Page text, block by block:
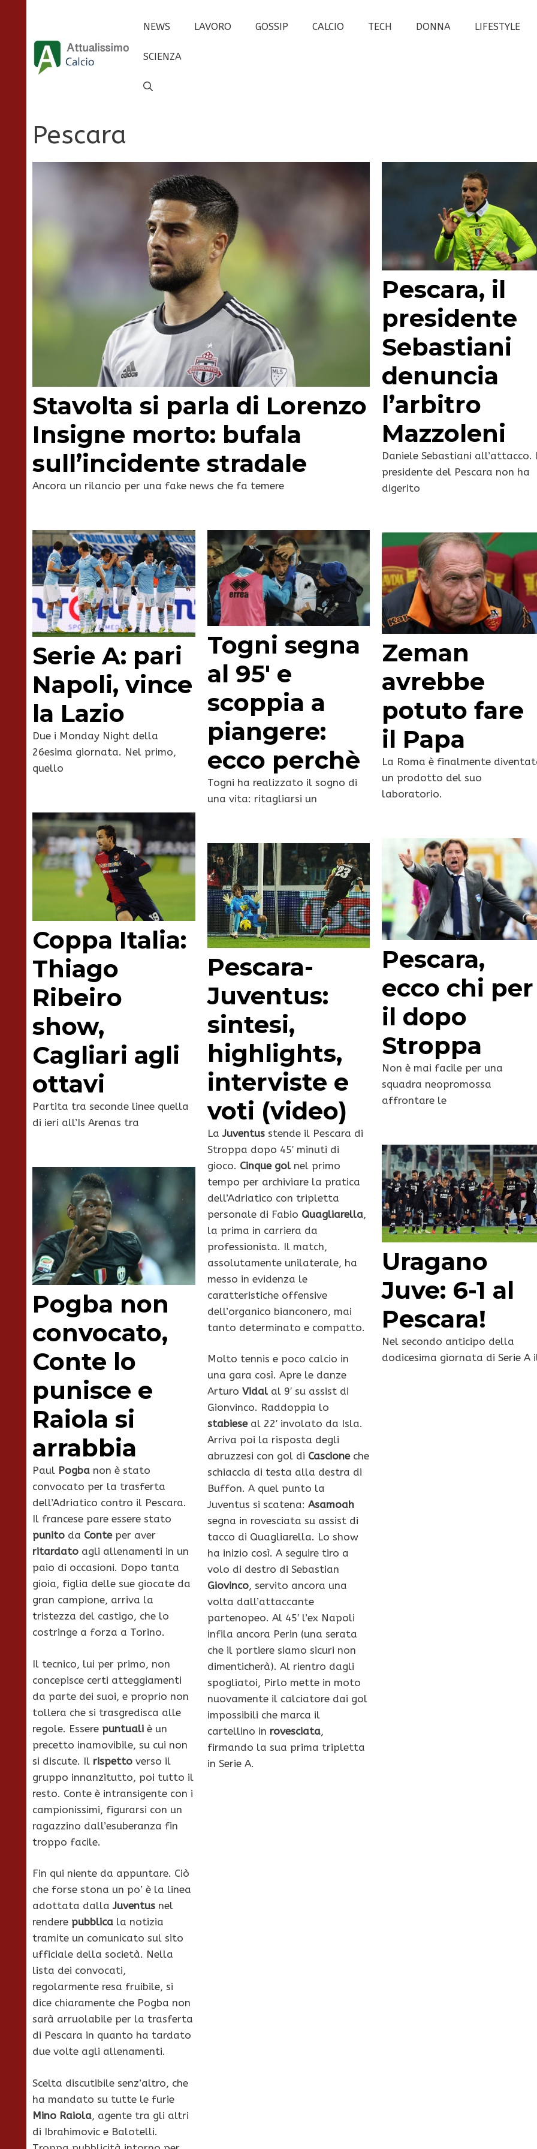
contenuto
NEWS LAVORO GOSSIP CALCIO TECH DONNA LIFESTYLE
SCIENZA
Pescara
Stavolta si parla di Lorenzo
Insigne morto: bufala
sull’incidente stradale
Ancora un rilancio per una fake news che fa temere
Pescara, il
presidente
Sebastiani
denuncia
l’arbitro
Mazzoleni
Daniele Sebastiani all’attacco.
presidente del Pescara non ha
digerito
Serie A: pari
Napoli, vince
la Lazio
Due i Monday Night della
26esima giornata. Nel primo,
quello
Togni segna
al 95′ e
scoppia a
piangere:
ecco perchè
Togni ha realizzato il sogno di
una vita: ritagliarsi un
Zeman
avrebbe
potuto fare
il Papa
La Roma è finalmente
un prodotto del suo
laboratorio.
Coppa Italia:
Thiago
Ribeiro
show,
Cagliari agli
ottavi
Partita tra seconde linee quella
di ieri all’Is Arenas tra
Pescara,
ecco chi per
il dopo
Stroppa
Non è mai facile per una
squadra neopromossa
affrontare le
Pescara-
Juventus:
sintesi,
highlights,
interviste e
voti (video)
LaJuventusstende il Pescara di
Stroppa dopo 45′ minuti di
gioco. Cinque golnel primo
tempo per archiviare la pratica
dell’Adriatico con tripletta
personale di Fabio Quagliarella,
la prima in carriera da
professionista. Il match,
assolutamente unilaterale, ha
messo in evidenza le
caratteristiche offensive
dell’organico bianconero, mai
tanto determinato e compatto.
Molto tennis e poco calcio in
una gara così. Apre le danze
Arturo Vidalal 9′ su assist di
Gionvinco. Raddoppia lo
stabieseal 22′ involato da Isla.
Arriva poi la risposta degli
abruzzesi con gol di Cascioneche
schiaccia di testa alla destra di
Buffon. A quel punto la
Juventus si scatena: Asamoah
segna in rovesciata su assist di
tacco di Quagliarella. Lo show
ha inizio così. A seguire tiro a
volo di destro di Sebastian
Giovinco, servito ancora una
volta dall’attaccante
partenopeo. Al 45′ l’ex Napoli
infila ancora Perin (una serata
che il portiere siamo sicuri non
dimenticherà). Al rientro dagli
spogliatoi, Pirlo mette in moto
nuovamente il calciatore dai gol
impossibili che marca il
cartellino in rovesciata,
firmando la sua prima tripletta
in Serie A.
Uragano
Juve: 6-1 al
Pescara!
Nel secondo anticipo della
dodicesima giornata di Serie A
Pogba non
convocato,
Conte lo
punisce e
Raiola si
arrabbia
Paul Pogba non è stato
convocato per la trasferta
dell’Adriatico contro il Pescara.
Il francese pare essere stato
punito da Conteper aver
ritardato agli allenamenti in un
paio di occasioni. Dopo tanta
gioia, figlia delle sue giocate da
gran campione, arriva la
tristezza del castigo, che lo
costringe a forza a Torino.
Il tecnico, lui per primo, non
concepisce certi atteggiamenti
da parte dei suoi, e proprio non
tollera che si trasgredisca alle
regole. Essere puntuali è un
precetto inamovibile, su cui non
si discute. Il rispetto verso il
gruppo innanzitutto, poi tutto il
resto. Conte è intransigente con i
campionissimi, figurarsi con un
ragazzino dall’esuberanza fin
troppo facile.
Fin qui niente da appuntare. Ciò
che forse stona un po’ è la linea
adottata dallaJuventus nel
rendere pubblica la notizia
tramite un comunicato sul sito
ufficiale della società. Nella
lista dei convocati,
regolarmente resa fruibile, si
dice chiaramente che Pogba non
sarà arruolabile per la trasferta
di Pescara in quanto ha tardato
due volte agli allenamenti.
Scelta discutibile senz’altro, che
ha mandato su tutte le furie
Mino Raiola, agente tra gli altri
di Ibrahimovic e Balotelli.